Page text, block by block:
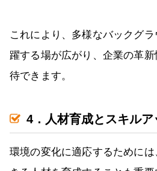
これにより、多様なバックグ
躍する場が広がり、企業の革
待できます。
4．人材育成とスキルア
環境の変化に適応するために